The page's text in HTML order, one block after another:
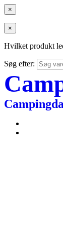
×
×
Hvilket produkt
Søg efter: